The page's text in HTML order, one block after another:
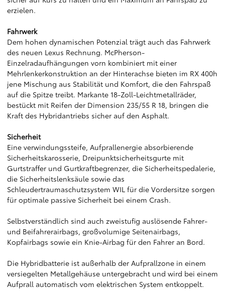
erzielen.
Fahrwerk
Dem hohen dynamischen Potenzial trägt auch das Fahrwerk
des neuen Lexus Rechnung. McPherson-
Einzelradaufhängungen vorn kombiniert mit einer
Mehrlenkerkonstruktion an der Hinterachse bieten im RX 400h
jene Mischung aus Stabilität und Komfort, die den Fahrspaß
auf die Spitze treibt. Markante 18-Zoll-Leichtmetallräder,
bestückt mit Reifen der Dimension 235/55 R 18, bringen die
Kraft des Hybridantriebs sicher auf den Asphalt.
Sicherheit
Eine verwindungssteife, Aufprallenergie absorbierende
Sicherheitskarosserie, Dreipunktsicherheitsgurte mit
Gurtstraffer und Gurtkraftbegrenzer, die Sicherheitspedalerie,
die Sicherheitslenksäule sowie das
Schleudertraumaschutzsystem WIL für die Vordersitze sorgen
für optimale passive Sicherheit bei einem Crash.
Selbstverständlich sind auch zweistufig auslösende Fahrer-
und Beifahrerairbags, großvolumige Seitenairbags,
Kopfairbags sowie ein Knie-Airbag für den Fahrer an Bord.
Die Hybridbatterie ist außerhalb der Aufprallzone in einem
versiegelten Metallgehäuse untergebracht und wird bei einem
Aufprall automatisch vom elektrischen System entkoppelt.